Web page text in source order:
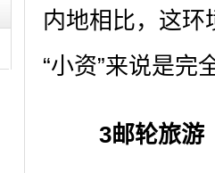
内地相比，这环
“小资”来说是完
3邮轮旅游